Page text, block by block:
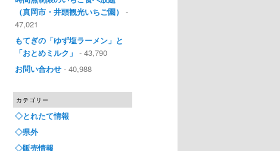
（真岡市・井頭観光いちご園）
-
47,021
もてぎの「ゆず塩ラーメン」と
「おとめミルク」 - 43,790
お問い合わせ - 40,988
カテゴリー
◇とれたて情報
◇県外
◇販売情報